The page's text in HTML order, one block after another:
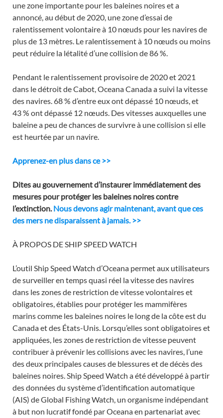
une zone importante pour les baleines noires et a
annoncé, au début de 2020, une zone d’essai de
ralentissement volontaire à 10 nœuds pour les navires de
plus de 13 mètres. Le ralentissement à 10 nœuds ou moins
peut réduire la létalité d’une collision de 86 %.
Pendant le ralentissement provisoire de 2020 et 2021
dans le détroit de Cabot, Oceana Canada a suivi la vitesse
des navires. 68 % d’entre eux ont dépassé 10 nœuds, et
43 % ont dépassé 12 nœuds. Des vitesses auxquelles une
baleine a peu de chances de survivre à une collision si elle
est heurtée par un navire.
Apprenez-en plus dans ce>>
Dites au gouvernement d’instaurer immédiatement des
mesures pour protéger les baleines noires contre
l’extinction.Nous devons agir maintenant, avant que ces
des mers ne disparaissent à jamais. >>
À PROPOS DE SHIP SPEED WATCH
L’outil Ship Speed Watch d’Oceana permet aux utilisateurs
de surveiller en temps quasi réel la vitesse des navires
dans les zones de restriction de vitesse volontaires et
obligatoires, établies pour protéger les mammifères
marins comme les baleines noires le long de la côte est du
Canada et des États-Unis. Lorsqu’elles sont obligatoires et
appliquées, les zones de restriction de vitesse peuvent
contribuer à prévenir les collisions avec les navires, l’une
des deux principales causes de blessures et de décès des
baleines noires. Ship Speed Watch a été développé à partir
des données du système d’identification automatique
(AIS) de Global Fishing Watch, un organisme indépendant
à but non lucratif fondé par Oceana en partenariat avec